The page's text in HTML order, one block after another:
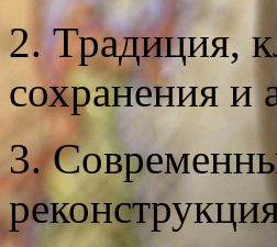
2. Традиция,
сохранения и
3.